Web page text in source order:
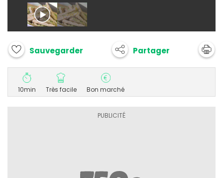
Sauvegarder Partager
10min Très facile Bon marché